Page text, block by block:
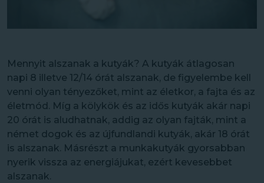
Mennyit alszanak a kutyák? A kutyák átlagosan
napi 8 illetve 12/14 órát alszanak, de figyelembe kell
venni olyan tényezőket, mint az életkor, a fajta és az
életmód. Míg a kölykök és az idős kutyák akár napi
20 órát is aludhatnak, addig az olyan fajták, mint a
német dogok és az újfundlandi kutyák, akár 18 órát
is alszanak. Másrészt a munkakutyák gyorsabban
nyerik vissza az energiájukat, ezért kevesebbet
alszanak.